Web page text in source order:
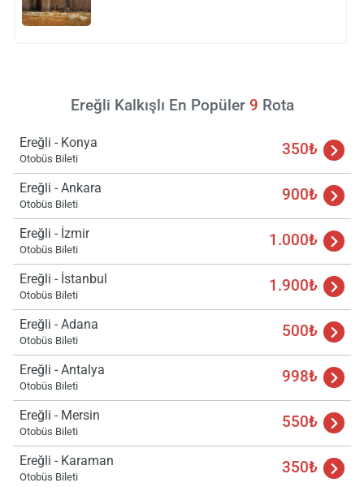
Ereğli Kalkışlı En Popüler 9 Rota
Ereğli - Konya
Otobüs Bileti 350₺
Ereğli - Ankara
Otobüs Bileti 900₺
Ereğli - İzmir
Otobüs Bileti 1.000₺
Ereğli - İstanbul
Otobüs Bileti 1.900₺
Ereğli - Adana
Otobüs Bileti 500₺
Ereğli - Antalya
Otobüs Bileti 998₺
Ereğli - Mersin
Otobüs Bileti 550₺
Ereğli - Karaman
Otobüs Bileti 350₺